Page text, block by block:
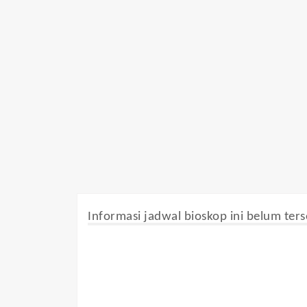
Informasi jadwal bioskop ini belum